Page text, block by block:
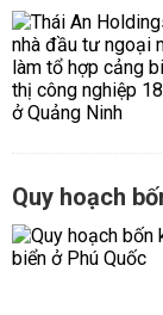
Quy hoạch